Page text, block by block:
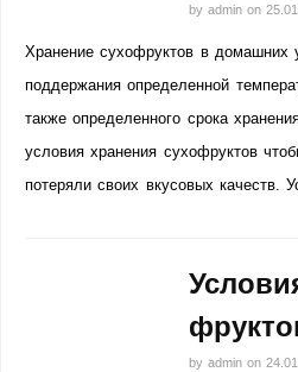
by admin on
Хранение сухофруктов в домашних
поддержания определенной
также определенного срока
условия хранения сухофруктов
потеряли своих вкусовых качеств.
by admin on